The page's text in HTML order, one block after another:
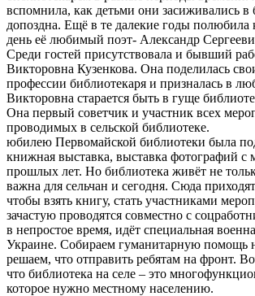
вспомнила, как детьми они засиживались в
допоздна. Ещё в те далекие годы полюбила
день её любимый поэт- Александр
Среди гостей присутствовала и бывший
Викторовна Кузенкова. Она поделилась
профессии библиотекаря и призналась в
Викторовна старается быть в гуще
Она первый советчик и участник всех
проводимых в сельской библиотеке.
юбилею Первомайской библиотеки была
книжная выставка, выставка фотографий с
прошлых лет. Но библиотека живёт не
важна для сельчан и сегодня. Сюда
чтобы взять книгу, стать участниками
зачастую проводятся совместно с
в непростое время, идёт специальная
Украине. Собираем гуманитарную помощь
решаем, что отправить ребятам на фронт.
что библиотека на селе – это
которое нужно местному населению.